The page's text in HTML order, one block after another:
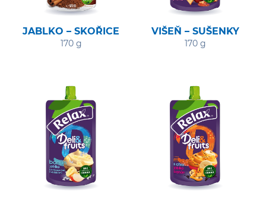
JABLKO – SKOŘICE
170 g
VIŠEŇ – SUŠENKY
170 g